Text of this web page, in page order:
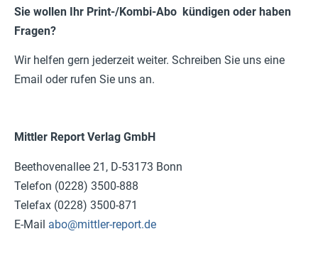
Sie wollen Ihr Print-/Kombi-Abo kündigen oder haben
Fragen?
Wir helfen gern jederzeit weiter. Schreiben Sie uns eine
Email oder rufen Sie uns an.
Mittler Report Verlag GmbH
Beethovenallee 21, D-53173 Bonn
Telefon (0228) 3500-888
Telefax (0228) 3500-871
E-Mail abo@mittler-report.de